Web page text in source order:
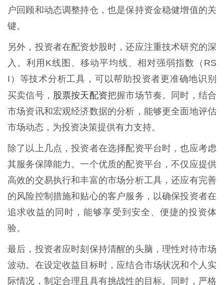
户回顾和动态调整持仓，也是保持资金稳健增值的关
键。
另外，投资者在配资炒股时，还应注重技术研究的深
入。利用K线图、移动平均线、相对强弱指数（RS
I）等技术分析工具，可以帮助投资者更准确地识别
买卖信号， 股票按天配资把握市场节奏。同时，结合
市场资讯和宏观经济数据的分析，能够更全面地评估
市场动态，为投资决策提供有力支持。
除了以上几点，投资者在选择配资平台时，也应考虑
其服务保障能力。一个优质的配资平台，不仅应提供
高效的交易执行和丰富的市场分析工具，还应有完善
的风险控制措施和贴心的客户服务，以确保投资者在
追求收益的同时，能够享受到安全、便捷的投资体
验。
最后，投资者应时刻保持清醒的头脑，理性对待市场
波动。在设定收益目标时，应结合市场状况和个人实
际情况，制定合理且具有挑战性的目标。同时，严格